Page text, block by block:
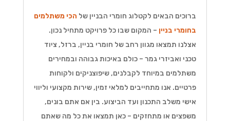
ברוכים הבאים לקטלוג חומרי הבניין של הכי משתלמים
בחומרי בניין – המקום שבו כל פרויקט מתחיל נכון.
אצלנו תמצאו מגוון רחב של חומרי בניין, ברזל, ציוד
טכני ואביזרי גמר – כולם באיכות גבוהה ובמחירים
משתלמים במיוחד לקבלנים, שיפוצניקים ולקוחות
פרטיים. אנו מתחייבים למלאי זמין, שירות מקצועי וליווי
אישי משלב התכנון ועד הביצוע. בין אם אתם בונים,
משפצים או מתחזקים – כאן תמצאו את כל מה שאתם